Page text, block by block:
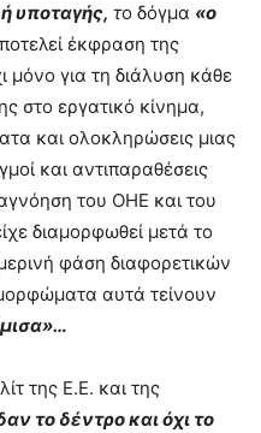
υποταγής, το δόγμα «ο
έκφραση της
μόνο για τη διάλυση κάθε
στο εργατικό κίνημα,
και ολοκληρώσεις μιας
και αντιπαραθέσεις
του ΟΗΕ και του
διαμορφωθεί μετά το
φάση διαφορετικών
αυτά τείνουν
της Ε.Ε. και της
το δέντρο και όχι το